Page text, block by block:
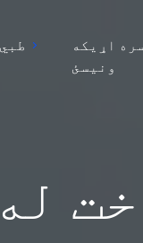
اړیکه
ونیسئ